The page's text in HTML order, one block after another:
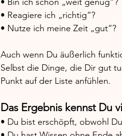
• Reagiere ich „richtig“?
• Nutze ich meine Zeit „gut“?
Auch wenn Du äußerlich
Selbst die Dinge, die Dir gut
Punkt auf der Liste anfühlen.
Das Ergebnis kennst Du
• Du bist erschöpft, obwohl